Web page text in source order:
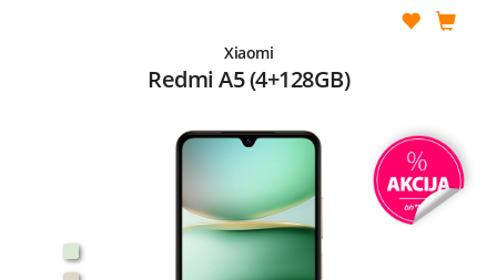
Xiaomi
Redmi A5 (4+128GB)